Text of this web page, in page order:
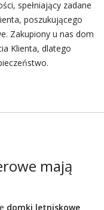
spełniający zadane
poszukującego
Zakupiony u nas dom
Klienta, dlatego
mają
domki letniskowe